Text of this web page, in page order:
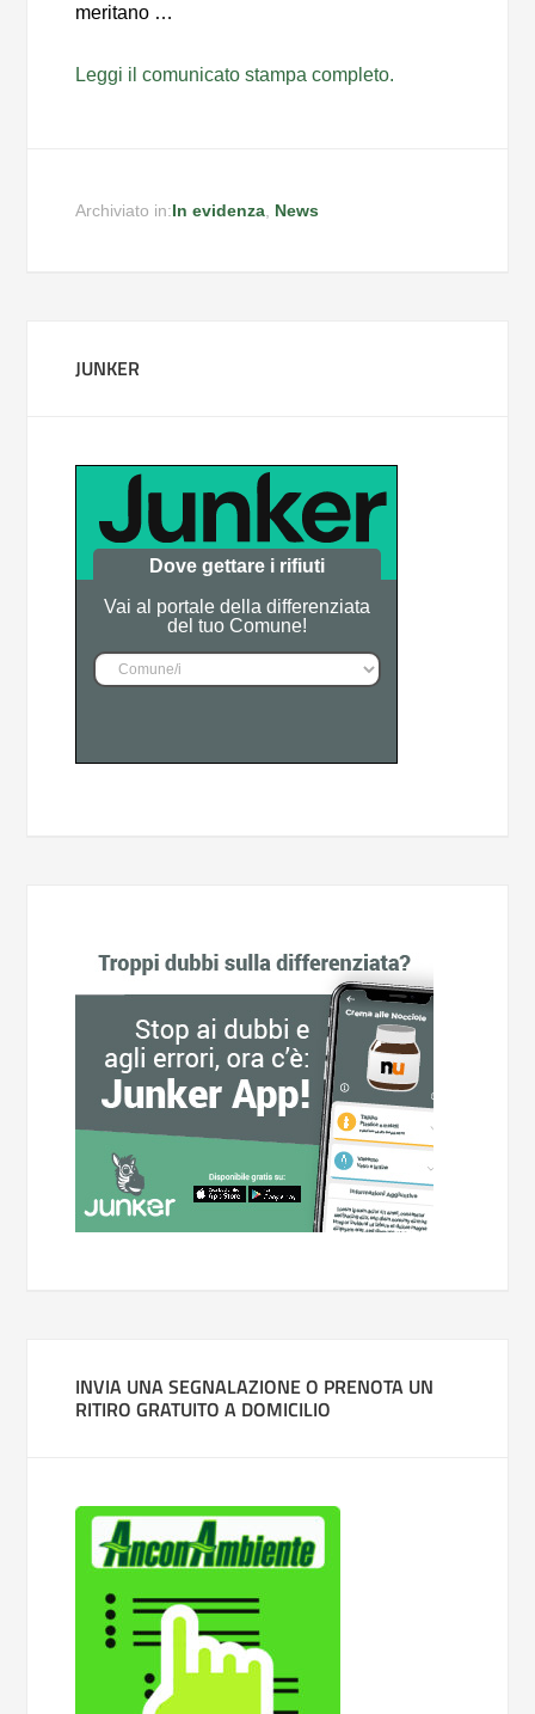
meritano …
Leggi il comunicato stampa completo.
Archiviato in:In evidenza News
JUNKER
Dove gettare i rifiuti
Vai al portale della differenziata
del tuo Comune!
INVIA UNA SEGNALAZIONE O PRENOTA UN
RITIRO GRATUITO A DOMICILIO